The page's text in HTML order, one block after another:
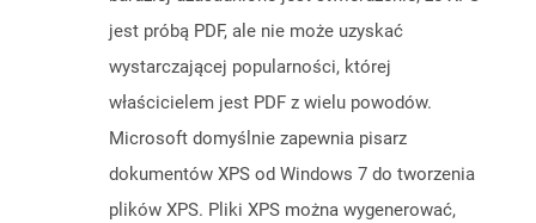
jest próbą PDF, ale nie może uzyskać
wystarczającej popularności, której
właścicielem jest PDF z wielu powodów.
Microsoft domyślnie zapewnia pisarz
dokumentów XPS od Windows 7 do tworzenia
plików XPS. Pliki XPS można wygenerować,